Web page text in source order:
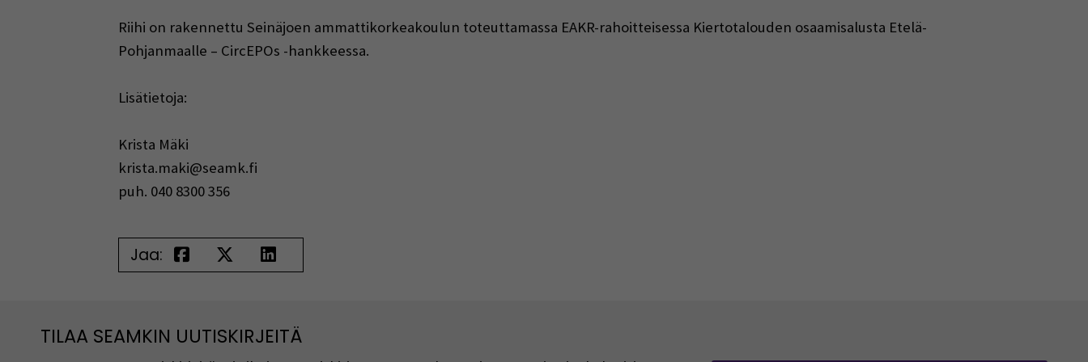
Riihi on rakennettu Seinäjoen ammattikorkeakoulun toteuttamassa EAKR-rahoitteisessa Kiertotalouden osaamisalusta Etelä-
Pohjanmaalle – CircEPOs -hankkeessa.
Lisätietoja:
Krista Mäki
krista.maki@seamk.fi
puh. 040 8300 356
Jaa:
TILAA SEAMKIN UUTISKIRJEITÄ